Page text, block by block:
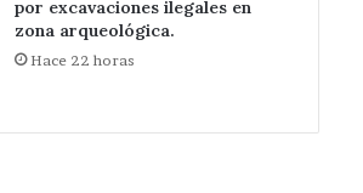
por excavaciones ilegales en
zona arqueológica.
Hace 22 horas